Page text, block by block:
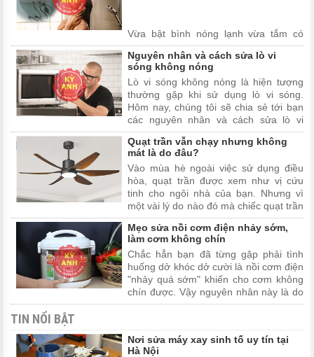
Vừa bật bình nóng lạnh vừa tắm có
sao không?, đang là câu hỏi được
nhiều người sử dụng quan tâm. Nhất là
khi thời tiết nước ta đang bắt đầu trời
trở lạnh, nhu cầu sử dụng bình nóng
lạnh ngày càng tăng. Để giải đáp thắc
mắc này mời bạn tham ...
Nguyên nhân và cách sửa lò vi
sóng không nóng
Lò vi sóng không nóng là hiện tượng
thường gặp khi sử dụng lò vi sóng.
Hôm nay, chúng tôi sẽ chia sẻ tới bạn
các nguyên nhân và cách sửa lò vi
sóng không nóng mà bất cứ ai cũng có
thể sửa được tại nhà. Mời bạn theo dõi
bài viết dưới đây.
Quạt trần vẫn chạy nhưng không
mát là do đâu?
Vào mùa hè ngoài việc sử dụng điều
hòa, quạt trần được xem như vị cứu
tinh cho ngôi nhà của bạn. Nhưng vì
một vài lý do nào đó mà chiếc quạt trần
nhà bạn bật lên lại không mát. Hãy
cùng chúng tôi đi tìm câu trả lời chính
xác nhất trong vài viết này nhé
Mẹo sửa nồi cơm điện nhảy sớm,
làm cơm không chín
Chắc hẳn bạn đã từng gặp phải tình
huống dở khóc dở cười là nồi cơm điện
"nhảy quá sớm" khiến cho cơm không
chín được. Vậy nguyên nhân này là do
đâu? Cách sửa chữa như thế nào?
TIN NỔI BẬT
Nơi sửa máy xay sinh tố uy tín tại
Hà Nội